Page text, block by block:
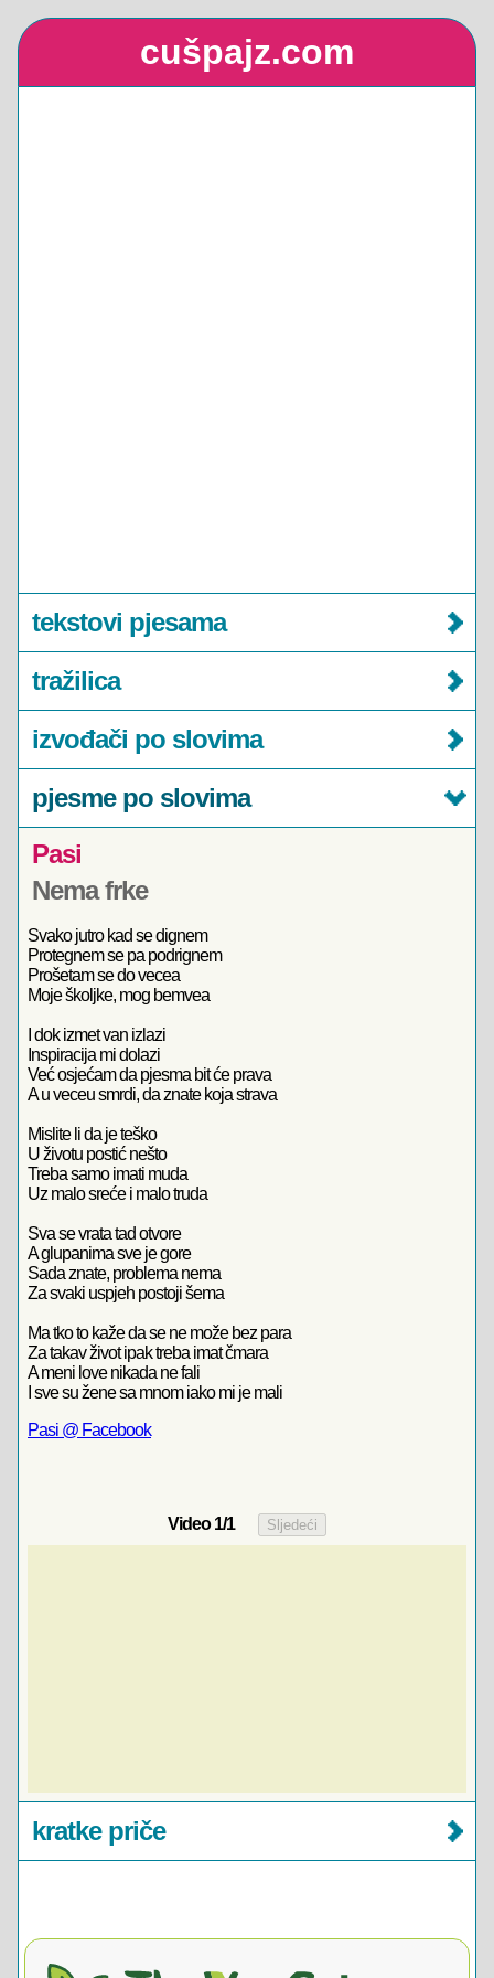
cušpajz.com
tekstovi pjesama
tražilica
izvođači po slovima
pjesme po slovima
Pasi
Nema frke
Svako jutro kad se dignem
Protegnem se pa podrignem
Prošetam se do vecea
Moje školjke, mog bemvea
I dok izmet van izlazi
Inspiracija mi dolazi
Već osjećam da pjesma bit će prava
A u veceu smrdi, da znate koja strava
Mislite li da je teško
U životu postić nešto
Treba samo imati muda
Uz malo sreće i malo truda
Sva se vrata tad otvore
A glupanima sve je gore
Sada znate, problema nema
Za svaki uspjeh postoji šema
Ma tko to kaže da se ne može bez para
Za takav život ipak treba imat čmara
A meni love nikada ne fali
I sve su žene sa mnom iako mi je mali
Pasi @ Facebook
Video1/1
kratke priče